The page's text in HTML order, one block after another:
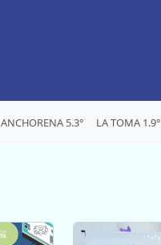
ANCHORENA 5.3° LA TOMA 1.9°